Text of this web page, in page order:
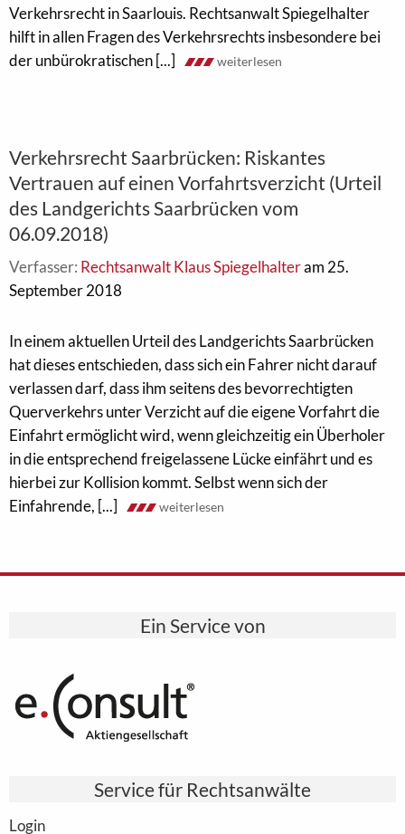
Verkehrsrecht in Saarlouis. Rechtsanwalt Spiegelhalter
hilft in allen Fragen des Verkehrsrechts insbesondere bei
der unbürokratischen [...]
weiterlesen
Verkehrsrecht Saarbrücken: Riskantes
Vertrauen auf einen Vorfahrtsverzicht (Urteil
des Landgerichts Saarbrücken vom
06.09.2018)
Verfasser: Rechtsanwalt Klaus Spiegelhalteram 25.
September 2018
In einem aktuellen Urteil des Landgerichts Saarbrücken
hat dieses entschieden, dass sich ein Fahrer nicht darauf
verlassen darf, dass ihm seitens des bevorrechtigten
Querverkehrs unter Verzicht auf die eigene Vorfahrt die
Einfahrt ermöglicht wird, wenn gleichzeitig ein Überholer
in die entsprechend freigelassene Lücke einfährt und es
hierbei zur Kollision kommt. Selbst wenn sich der
Einfahrende, [...]
weiterlesen
Ein Service von
Service für Rechtsanwälte
Login